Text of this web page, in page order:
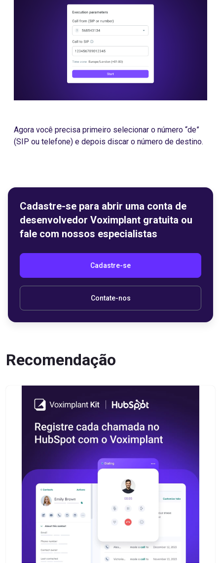
Agora você precisa primeiro selecionar o número “de”
(SIP ou telefone) e depois discar o número de destino.
Cadastre-se para abrir uma conta de
desenvolvedor Voximplant gratuita ou
fale com nossos especialistas
Cadastre-se
Contate-nos
Recomendação